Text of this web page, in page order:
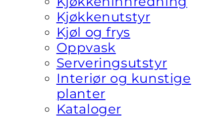
Kjøkkenutstyr
Kjøl og frys
Oppvask
Serveringsutstyr
Interiør og kunstige
planter
Kataloger